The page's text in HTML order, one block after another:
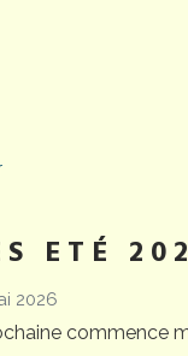
ETÉ
2026
commence